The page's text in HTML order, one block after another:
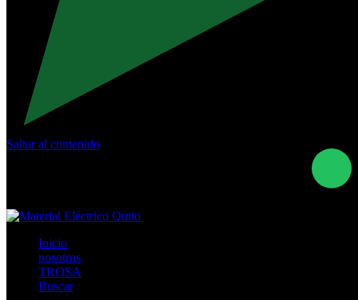
Saltar al contenido
Inicio
nosotros
TROSA
Buscar